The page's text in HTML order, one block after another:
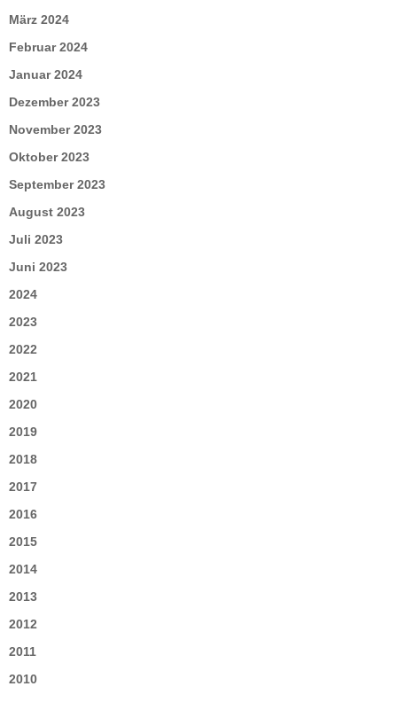
März 2024
Februar 2024
Januar 2024
Dezember 2023
November 2023
Oktober 2023
September 2023
August 2023
Juli 2023
Juni 2023
2024
2023
2022
2021
2020
2019
2018
2017
2016
2015
2014
2013
2012
2011
2010